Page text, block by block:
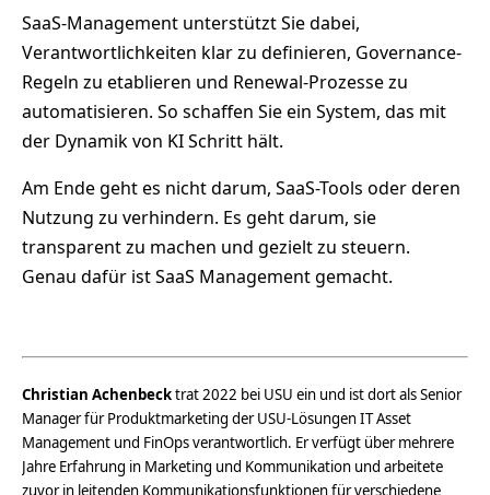
SaaS-Management unterstützt Sie dabei,
Verantwortlichkeiten klar zu definieren, Governance-
Regeln zu etablieren und Renewal-Prozesse zu
automatisieren. So schaffen Sie ein System, das mit
der Dynamik von KI Schritt hält.
Am Ende geht es nicht darum, SaaS-Tools oder deren
Nutzung zu verhindern. Es geht darum, sie
transparent zu machen und gezielt zu steuern.
Genau dafür ist SaaS Management gemacht.
Christian Achenbecktrat 2022 bei USU ein und ist dort als Senior
Manager für Produktmarketing der USU-Lösungen IT Asset
Management und FinOps verantwortlich. Er verfügt über mehrere
Jahre Erfahrung in Marketing und Kommunikation und arbeitete
zuvor in leitenden Kommunikationsfunktionen für verschiedene